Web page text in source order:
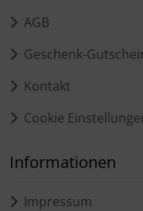
AGB
Geschenk-
Kontakt
Cookie
Informationen
Impressum